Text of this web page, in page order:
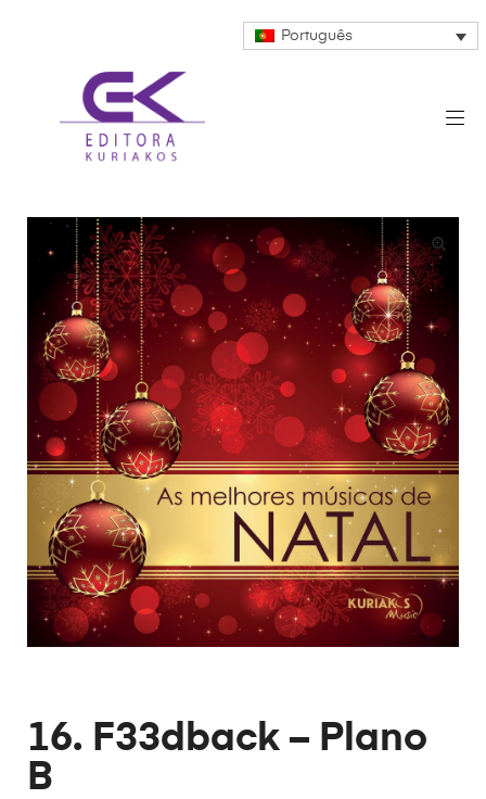
Português
16. F33dback – Plano
B